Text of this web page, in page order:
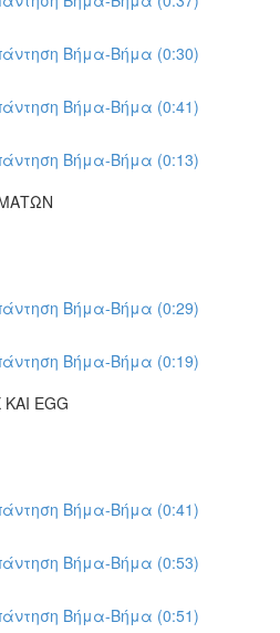
Βήμα-Βήμα (0:30)
Βήμα-Βήμα (0:41)
Βήμα-Βήμα (0:13)
Βήμα-Βήμα (0:29)
Βήμα-Βήμα (0:19)
EGG
Βήμα-Βήμα (0:41)
Βήμα-Βήμα (0:53)
Βήμα-Βήμα (0:51)